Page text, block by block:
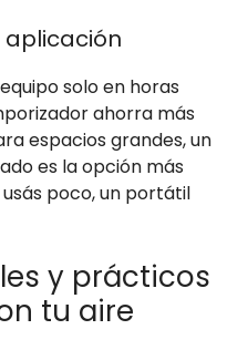
aplicación
solo en horas
ahorra más
espacios grandes, un
es la opción más
poco, un portátil
y prácticos
tu aire